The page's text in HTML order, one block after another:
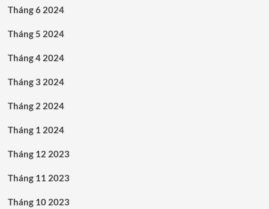
Tháng 6 2024
Tháng 5 2024
Tháng 4 2024
Tháng 3 2024
Tháng 2 2024
Tháng 1 2024
Tháng 12 2023
Tháng 11 2023
Tháng 10 2023